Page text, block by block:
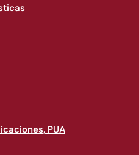
PUA